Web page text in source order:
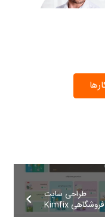
طراحی سایت
فروشگاهی Kimfix